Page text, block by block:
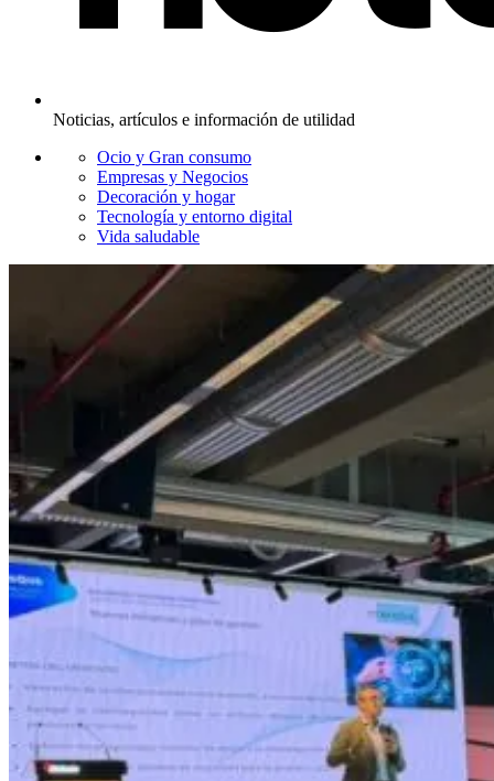
Noticias, artículos e información de utilidad
Ocio y Gran consumo
Empresas y Negocios
Decoración y hogar
Tecnología y entorno digital
Vida saludable